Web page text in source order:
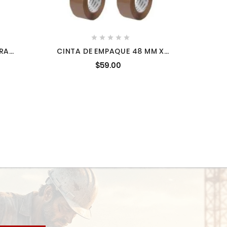
    
CINTA DE EMPAQUE 48 MM X
$59.00